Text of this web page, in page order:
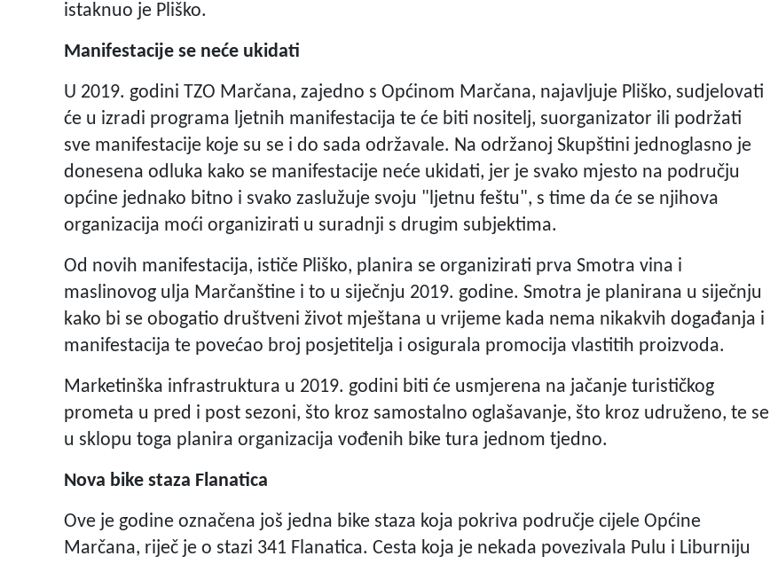
istaknuo je Pliško.
Manifestacije se neće ukidati
U 2019. godini TZO Marčana, zajedno s Općinom Marčana, najavljuje Pliško, sudjelovati
će u izradi programa ljetnih manifestacija te će biti nositelj, suorganizator ili podržati
sve manifestacije koje su se i do sada održavale. Na održanoj Skupštini jednoglasno je
donesena odluka kako se manifestacije neće ukidati, jer je svako mjesto na području
općine jednako bitno i svako zaslužuje svoju "ljetnu feštu", s time da će se njihova
organizacija moći organizirati u suradnji s drugim subjektima.
Od novih manifestacija, ističe Pliško, planira se organizirati prva Smotra vina i
maslinovog ulja Marčanštine i to u siječnju 2019. godine. Smotra je planirana u siječnju
kako bi se obogatio društveni život mještana u vrijeme kada nema nikakvih događanja i
manifestacija te povećao broj posjetitelja i osigurala promocija vlastitih proizvoda.
Marketinška infrastruktura u 2019. godini biti će usmjerena na jačanje turističkog
prometa u pred i post sezoni, što kroz samostalno oglašavanje, što kroz udruženo, te se
u sklopu toga planira organizacija vođenih bike tura jednom tjedno.
Nova bike staza Flanatica
Ove je godine označena još jedna bike staza koja pokriva područje cijele Općine
Marčana, riječ je o stazi 341 Flanatica. Cesta koja je nekada povezivala Pulu i Liburniju